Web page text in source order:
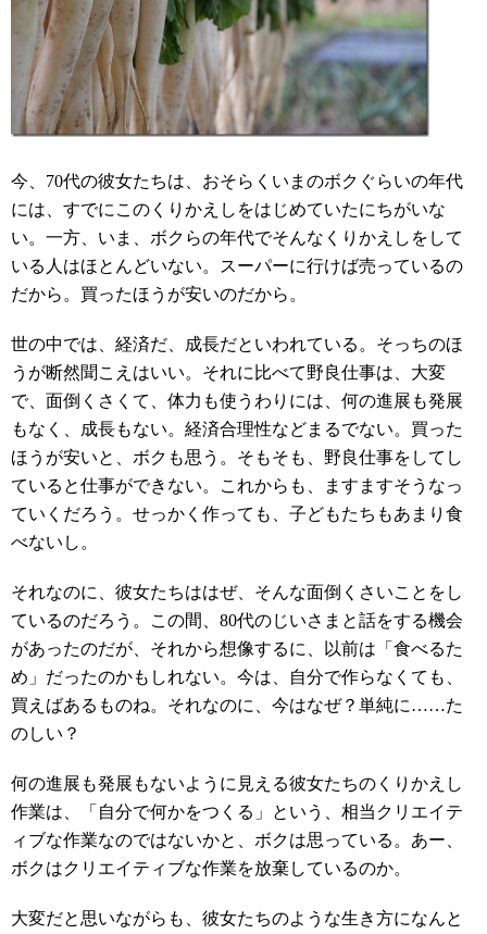
今、70代の彼女たちは、おそらくいまのボクぐらいの年代
には、すでにこのくりかえしをはじめていたにちがいな
い。一方、いま、ボクらの年代でそんなくりかえしをして
いる人はほとんどいない。スーパーに行けば売っているの
だから。買ったほうが安いのだから。
世の中では、経済だ、成長だといわれている。そっちのほ
うが断然聞こえはいい。それに比べて野良仕事は、大変
で、面倒くさくて、体力も使うわりには、何の進展も発展
もなく、成長もない。経済合理性などまるでない。買った
ほうが安いと、ボクも思う。そもそも、野良仕事をしてし
ていると仕事ができない。これからも、ますますそうなっ
ていくだろう。せっかく作っても、子どもたちもあまり食
べないし。
それなのに、彼女たちははぜ、そんな面倒くさいことをし
ているのだろう。この間、80代のじいさまと話をする機会
があったのだが、それから想像するに、以前は「食べるた
め」だったのかもしれない。今は、自分で作らなくても、
買えばあるものね。それなのに、今はなぜ？単純に……た
のしい？
何の進展も発展もないように見える彼女たちのくりかえし
作業は、「自分で何かをつくる」という、相当クリエイテ
ィブな作業なのではないかと、ボクは思っている。あー、
ボクはクリエイティブな作業を放棄しているのか。
大変だと思いながらも、彼女たちのような生き方になんと